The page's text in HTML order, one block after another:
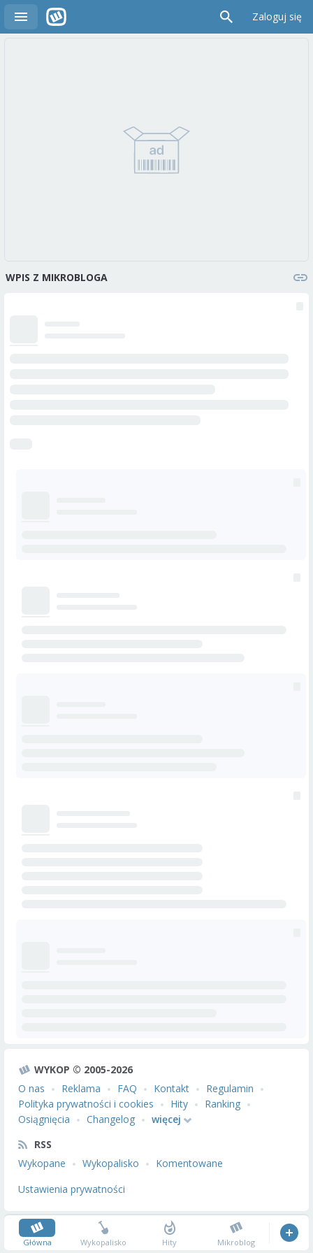
Zaloguj się
WPIS Z MIKROBLOGA
WYKOP © 2005-2026
O nas
Reklama FAQ Kontakt
Regulamin
Polityka prywatności i cookies
Hity
Ranking
Osiągnięcia
Changelog
więcej
RSS
Wykopane
Wykopalisko
Komentowane
Ustawienia prywatności
Główna Wykopalisko Hity Mikroblog